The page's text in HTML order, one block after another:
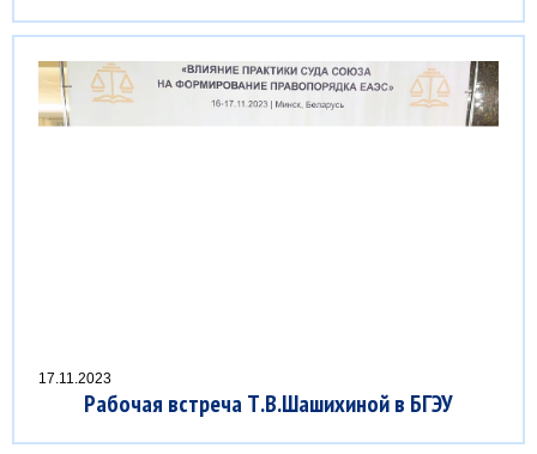
17.11.2023
Рабочая встреча Т.В.Шашихиной в БГЭУ